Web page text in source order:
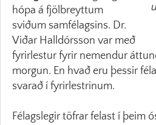
hópa á fjölbreyttum
sviðum samfélagsins. Dr.
Viðar Halldórsson var með
fyrirlestur fyrir nemendur
morgun. En hvað eru þessir
svarað í fyrirlestrinum.
Félagslegir töfrar felast í þeim